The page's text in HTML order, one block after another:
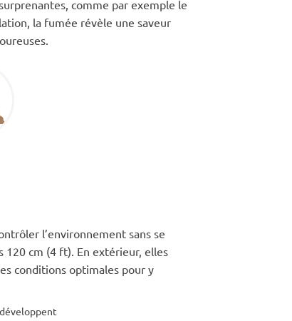
comme par exemple le
la fumée révèle une saveur
l’environnement sans se
120 cm (4 ft). En extérieur, elles
conditions optimales pour y